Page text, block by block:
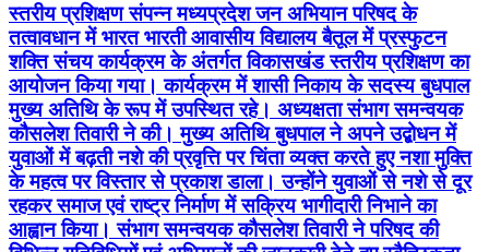
स्तरीय प्रशिक्षण संपन्न मध्यप्रदेश जन अभियान परिषद के
तत्वावधान में भारत भारती आवासीय विद्यालय बैतूल में प्रस्फुटन
शक्ति संचय कार्यक्रम के अंतर्गत विकासखंड स्तरीय प्रशिक्षण का
आयोजन किया गया। कार्यक्रम में शासी निकाय के सदस्य बुधपाल
मुख्य अतिथि के रूप में उपस्थित रहे। अध्यक्षता संभाग समन्वयक
कौसलेश तिवारी ने की। मुख्य अतिथि बुधपाल ने अपने उद्बोधन में
युवाओं में बढ़ती नशे की प्रवृत्ति पर चिंता व्यक्त करते हुए नशा मुक्ति
के महत्व पर विस्तार से प्रकाश डाला। उन्होंने युवाओं से नशे से दूर
रहकर समाज एवं राष्ट्र निर्माण में सक्रिय भागीदारी निभाने का
आह्वान किया। संभाग समन्वयक कौसलेश तिवारी ने परिषद की